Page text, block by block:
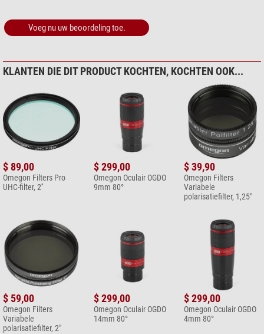
1x Omegon OGDO-oculair
Voeg nu uw beoordeling toe.
KLANTEN DIE DIT PRODUCT KOCHTEN, KOCHTEN OOK...
$ 89,00
Omegon Filters Pro
UHC-filter, 2''
$ 299,00
Omegon Oculair OGDO
9mm 80°
$ 39,90
Omegon Filters
Variabele
polarisatiefilter, 1,25"
$ 59,00
Omegon Filters
Variabele
polarisatiefilter, 2"
$ 299,00
Omegon Oculair OGDO
14mm 80°
$ 299,00
Omegon Oculair OGDO
4mm 80°